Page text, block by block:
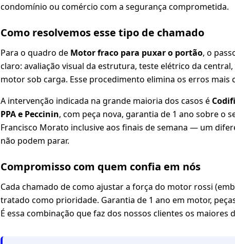
condomínio ou comércio com a segurança comprometida.
Como resolvemos esse tipo de chamado
Para o quadro de Motor fraco para puxar o portão, o
claro: avaliação visual da estrutura, teste elétrico da
motor sob carga. Esse procedimento elimina os erros
A intervenção indicada na grande maioria dos casos é
PPA e Peccinin, com peça nova, garantia de 1 ano sobre o
Francisco Morato inclusive aos finais de semana — um
não podem parar.
Compromisso com quem confia em nós
Cada chamado de como ajustar a força do motor rossi
tratado como prioridade. Garantia de 1 ano em motor,
É essa combinação que faz dos nossos clientes os